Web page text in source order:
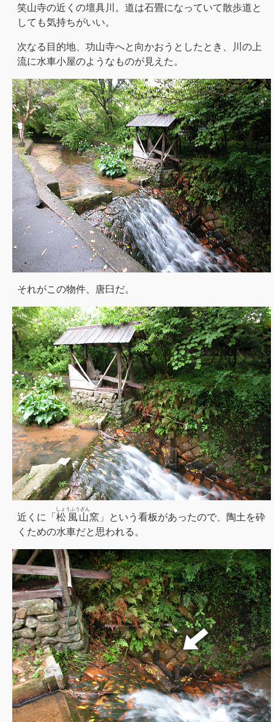
笑山寺の近くの壇具川。道は石畳になっていて散歩道と
しても気持ちがいい。
次なる目的地、功山寺へと向かおうとしたとき、川の上
流に水車小屋のようなものが見えた。
それがこの物件、唐臼だ。
近くに「 松風山
しょうふうざん
窯」という看板があったので、陶土を砕
くための水車だと思われる。